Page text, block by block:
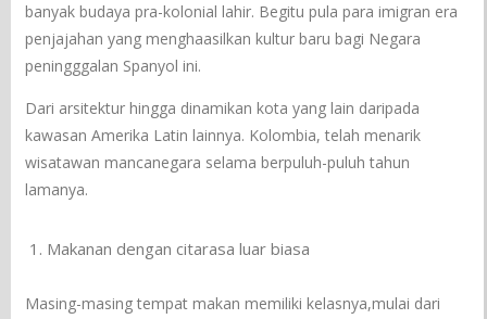
banyak budaya pra-kolonial lahir. Begitu pula para imigran era
penjajahan yang menghaasilkan kultur baru bagi Negara
peningggalan Spanyol ini.
Dari arsitektur hingga dinamikan kota yang lain daripada
kawasan Amerika Latin lainnya. Kolombia, telah menarik
wisatawan mancanegara selama berpuluh-puluh tahun
lamanya.
Makanan dengan citarasa luar biasa
Masing-masing tempat makan memiliki kelasnya,mulai dari